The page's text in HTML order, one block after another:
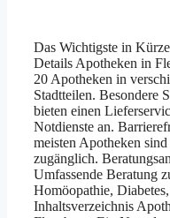
Das Wichtigste in
Details Apotheken in
20 Apotheken in
Stadtteilen. Besondere
bieten einen
Notdienste an.
meisten Apotheken
zugänglich.
Umfassende Beratung
Homöopathie,
Inhaltsverzeichnis